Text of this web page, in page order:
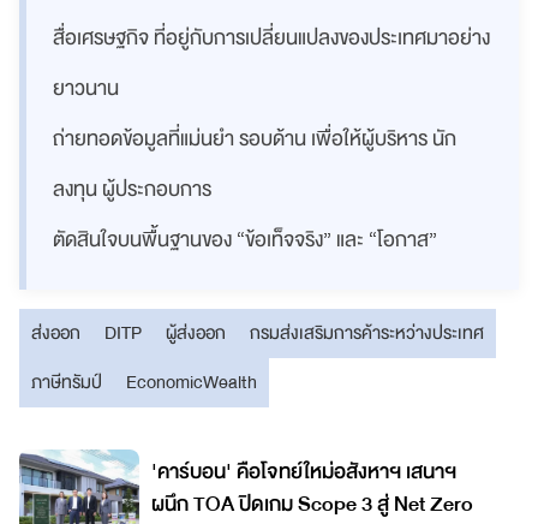
สื่อเศรษฐกิจ ที่อยู่กับการเปลี่ยนแปลงของประเทศมาอย่าง
ยาวนาน
ถ่ายทอดข้อมูลที่แม่นยำ รอบด้าน เพื่อให้ผู้บริหาร นัก
ลงทุน ผู้ประกอบการ
ตัดสินใจบนพื้นฐานของ “ข้อเท็จจริง” และ “โอกาส”
ส่งออก DITP ผู้ส่งออก
กรมส่งเสริมการค้าระหว่างประเทศ
ภาษีทรัมป์
EconomicWealth
'คาร์บอน' คือโจทย์ใหม่อสังหาฯ เสนาฯ
ผนึก TOA ปิดเกม Scope 3 สู่ Net Zero